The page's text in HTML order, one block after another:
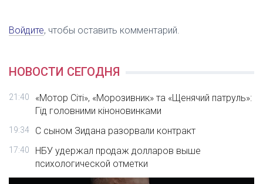
Войдите, чтобы оставить комментарий.
НОВОСТИ СЕГОДНЯ
21:40
«Мотор Сіті», «Морозивник» та «Щенячий патруль»:
Гід головними кіноновинками
19:34 С сыном Зидана разорвали контракт
17:40
НБУ удержал продаж долларов выше
психологической отметки